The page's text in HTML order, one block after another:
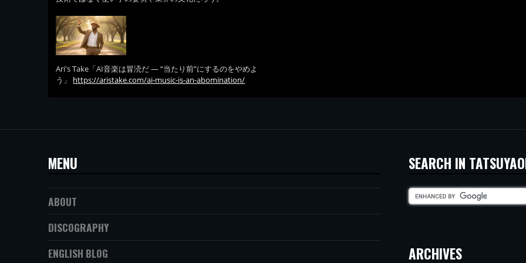
Ari's Take「AI音楽は冒涜だ — “当たり前”にするのをやめよ
う」 https://aristake.com/ai-music-is-an-abomination/
MENU
ABOUT
DISCOGRAPHY
ENGLISH BLOG
SEARCH IN
ARCHIVES